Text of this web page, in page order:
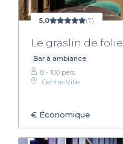
5,0 (7)
Le graslin de folie
Bar à ambiance
8 - 100 pers.
Centre-Ville
€ Économique